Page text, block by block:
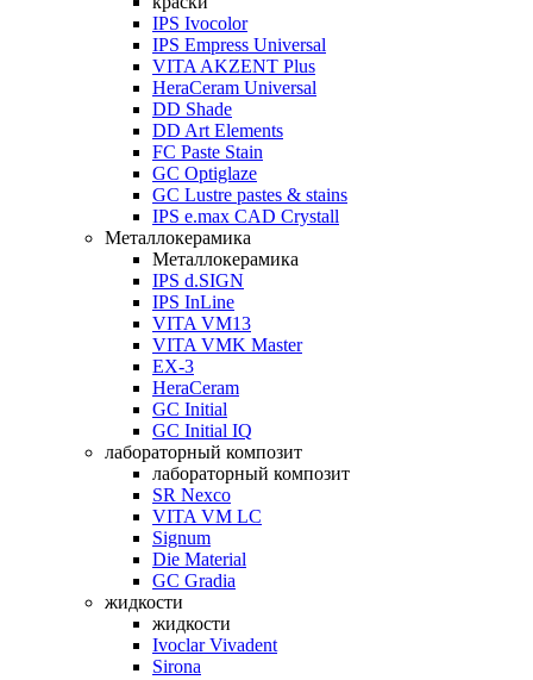
IPS Ivocolor
IPS Empress Universal
VITA AKZENT Plus
HeraCeram Universal
DD Shade
DD Art Elements
FC Paste Stain
GC Optiglaze
GC Lustre pastes & stains
IPS e.max CAD Crystall
Металлокерамика
Металлокерамика
IPS d.SIGN
IPS InLine
VITA VM13
VITA VMK Master
EX-3
HeraCeram
GC Initial
GC Initial IQ
лабораторный композит
лабораторный композит
SR Nexco
VITA VM LC
Signum
Die Material
GC Gradia
жидкости
жидкости
Ivoclar Vivadent
Sirona